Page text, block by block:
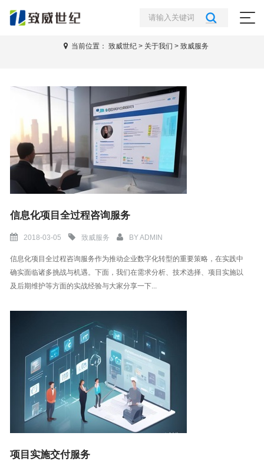
当前位置：致威世纪 > 关于我们 >致威服务
信息化项目全过程咨询服务
2018-03-05 致威服务 BYADMIN
信息化项目全过程咨询服务作为推动企业数字化转型的重要策略，在实践中
确实面临诸多挑战与机遇。下面，我们在需求分析、技术选择、项目实施以
及后期维护等方面的实战经验与大家分享一下...
项目实施交付服务